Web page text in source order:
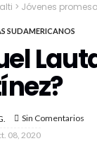
> Jóvenes
SUDAMERICANOS
Sin Comentarios
08, 2020